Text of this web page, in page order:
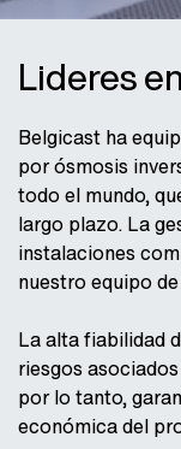
Lideres
Belgicast ha
por ósmosis
todo el mundo,
largo plazo. La
instalaciones
nuestro equipo
La alta fiabilidad
riesgos
por lo tanto,
económica del